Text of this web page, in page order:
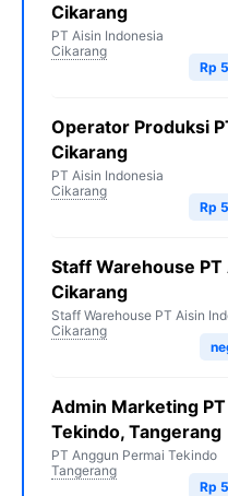
Cikarang
PT Aisin Indonesia
Cikarang
Rp
Operator Produksi
Cikarang
PT Aisin Indonesia
Cikarang
Rp
Staff Warehouse
Cikarang
Staff Warehouse PT Aisin
Cikarang
Admin Marketing
Tekindo, Tangerang
PT Anggun Permai Tekindo
Tangerang
Rp